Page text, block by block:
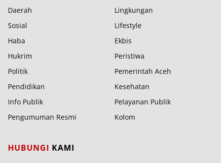
Daerah
Lingkungan
Sosial
Lifestyle
Haba
Ekbis
Hukrim
Peristiwa
Politik
Pemerintah Aceh
Pendidikan
Kesehatan
Info Publik
Pelayanan Publik
Pengumuman Resmi
Kolom
HUBUNGI KAMI